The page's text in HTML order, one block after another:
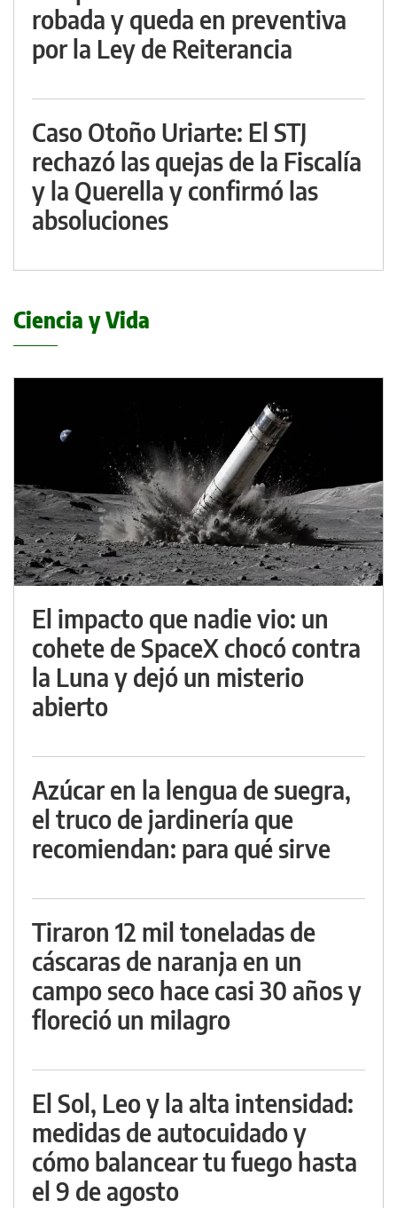
robada y queda en preventiva
por la Ley de Reiterancia
Caso Otoño Uriarte: El STJ
rechazó las quejas de la Fiscalía
y la Querella y confirmó las
absoluciones
Ciencia y Vida
El impacto que nadie vio: un
cohete de SpaceX chocó contra
la Luna y dejó un misterio
abierto
Azúcar en la lengua de suegra,
el truco de jardinería que
recomiendan: para qué sirve
Tiraron 12 mil toneladas de
cáscaras de naranja en un
campo seco hace casi 30 años y
floreció un milagro
El Sol, Leo y la alta intensidad:
medidas de autocuidado y
cómo balancear tu fuego hasta
el 9 de agosto